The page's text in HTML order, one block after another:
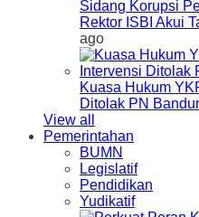
Sidang Korupsi
Rektor ISBI Akui
ago
Kuasa Hukum
Ditolak PN
View all
Pemerintahan
BUMN
Legislatif
Pendidikan
Yudikatif